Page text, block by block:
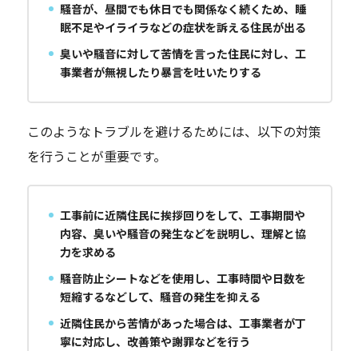
騒音が、昼間でも休日でも関係なく続くため、睡
眠不足やイライラなどの症状を訴える住民が出る
臭いや騒音に対して苦情を言った住民に対し、工
事業者が無視したり暴言を吐いたりする
このようなトラブルを避けるためには、以下の対策
を行うことが重要です。
工事前に近隣住民に挨拶回りをして、工事期間や
内容、臭いや騒音の発生などを説明し、理解と協
力を求める
騒音防止シートなどを使用し、工事時間や日数を
短縮するなどして、騒音の発生を抑える
近隣住民から苦情があった場合は、工事業者が丁
寧に対応し、改善策や謝罪などを行う